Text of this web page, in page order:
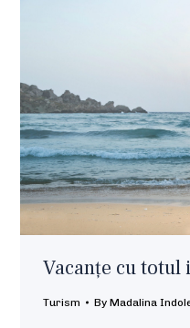
Vacanțe cu totul
Turism ByMadalina